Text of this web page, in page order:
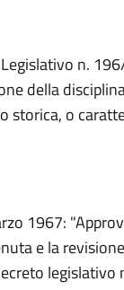
n.
della
storica, o
1967:
e la